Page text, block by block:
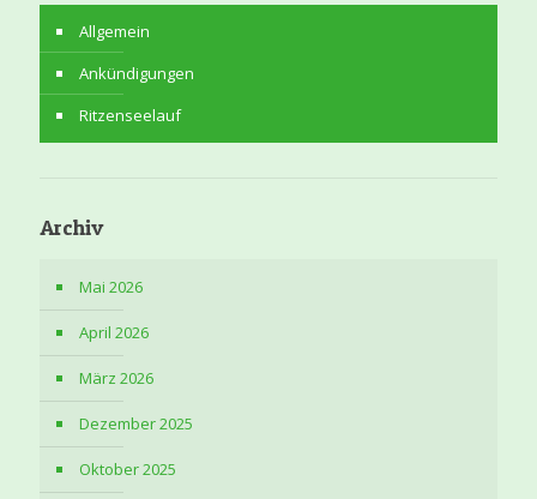
Allgemein
Ankündigungen
Ritzenseelauf
Archiv
Mai 2026
April 2026
März 2026
Dezember 2025
Oktober 2025